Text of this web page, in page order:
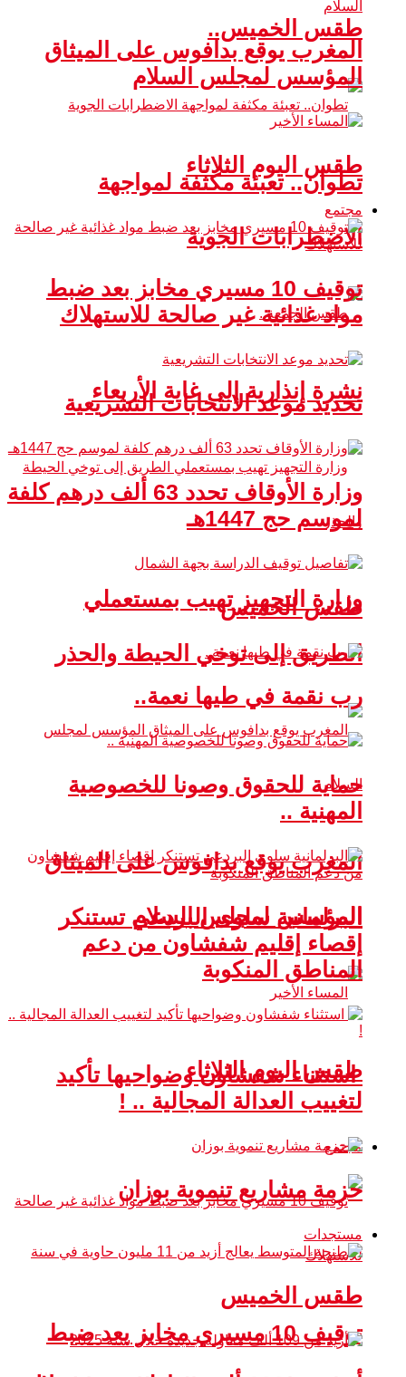
طقس الخميس..
تطوان.. تعبئة مكثفة لمواجهة
الاضطرابات الجوية
نشرة إنذارية إلى غاية الأربعاء
وزارة التجهيز تهيب بمستعملي
الطريق إلى توخي الحيطة والحذر
المغرب يوقع بدافوس على الميثاق
المؤسس لمجلس السلام
طقس اليوم الثلاثاء
مجتمع
توقيف 10 مسيري مخابز بعد ضبط
المغرب يوقع بدافوس على الميثاق
المؤسس لمجلس السلام
طقس اليوم الثلاثاء
مجتمع
توقيف 10 مسيري مخابز بعد ضبط
مواد غذائية غير صالحة للاستهلاك
تحديد موعد الانتخابات التشريعية
وزارة الأوقاف تحدد 63 ألف درهم كلفة
لموسم حج 1447هـ
طقس الخميس
رب نقمة في طيها نعمة..
حماية للحقوق وصونا للخصوصية
المهنية ..
البرلمانية سلوى البردعي تستنكر
إقصاء إقليم شفشاون من دعم
المناطق المنكوبة
استثناء شفشاون وضواحيها تأكيد
لتغييب العدالة المجالية .. !
حزمة مشاريع تنموية بوزان
مستجدات
طقس الخميس